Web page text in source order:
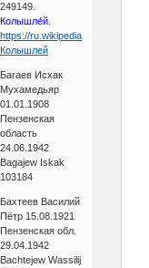
249149.
Колышле́й.
https://ru.wikipedia.org/wiki/
Колышлей
Багаев Исхак
Мухамедьяр
01.01.1908
Пензенская
область
24.06.1942
Bagajew Iskak
103184
Бахтеев Василий
Пётр 15.08.1921
Пензенская обл.
29.04.1942
Bachtejew Wassilij